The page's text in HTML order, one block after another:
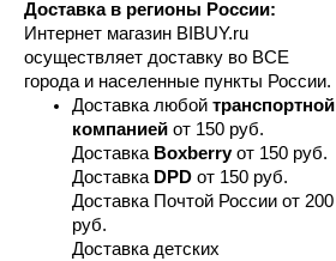
Доставка в регионы России:
Интернет магазин BIBUY.ru
осуществляет доставку во ВСЕ
города и населенные пункты России.
Доставка любой транспортной
компанией от 150 руб.
Доставка Boxberry от 150 руб.
Доставка DPD от 150 руб.
Доставка Почтой России от 200
руб.
Доставка детских